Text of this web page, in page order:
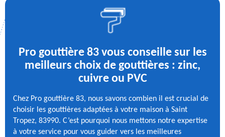
Pro gouttière 83 vous conseille sur les
meilleurs choix de gouttières : zinc,
cuivre ou PVC
Chez Pro gouttière 83, nous savons combien il est crucial de
choisir les gouttières adaptées à votre maison à Saint
Tropez, 83990. C’est pourquoi nous mettons notre expertise
à votre service pour vous guider vers les meilleures